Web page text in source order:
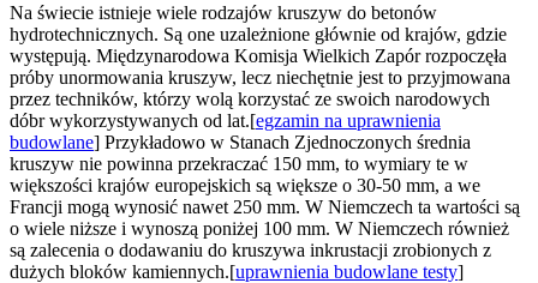
Na świecie istnieje wiele rodzajów kruszyw do betonów
hydrotechnicznych. Są one uzależnione głównie od krajów, gdzie
występują. Międzynarodowa Komisja Wielkich Zapór rozpoczęła
próby unormowania kruszyw, lecz niechętnie jest to przyjmowana
przez techników, którzy wolą korzystać ze swoich narodowych
dóbr wykorzystywanych od lat.[egzamin na uprawnienia
budowlane] Przykładowo w Stanach Zjednoczonych średnia
kruszyw nie powinna przekraczać 150 mm, to wymiary te w
większości krajów europejskich są większe o 30-50 mm, a we
Francji mogą wynosić nawet 250 mm. W Niemczech ta wartości są
o wiele niższe i wynoszą poniżej 100 mm. W Niemczech również
są zalecenia o dodawaniu do kruszywa inkrustacji zrobionych z
dużych bloków kamiennych.[uprawnienia budowlane testy]